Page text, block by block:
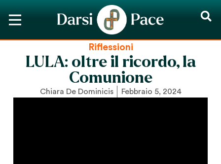
Riflessioni
LULA: oltre il ricordo, la
Comunione
Chiara De Dominicis Febbraio 5, 2024